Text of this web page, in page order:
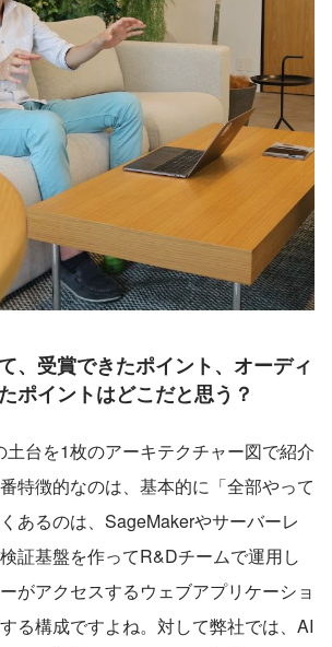
、受賞できたポイント、オーディ
ポイントはどこだと思う？
台を1枚のアーキテクチャー図で紹介
特徴的なのは、基本的に「全部やって
あるのは、SageMakerやサーバーレ
証基盤を作ってR&Dチームで運用し
がアクセスするウェブアプリケーショ
る構成ですよね。対して弊社では、AI